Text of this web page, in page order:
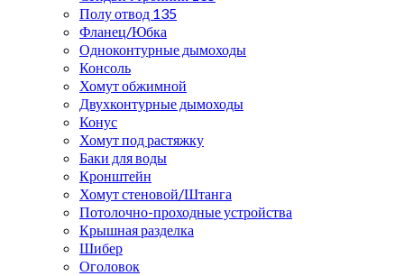
Полу отвод 135
Фланец/Юбка
Одноконтурные дымоходы
Консоль
Хомут обжимной
Двухконтурные дымоходы
Конус
Хомут под растяжку
Баки для воды
Кронштейн
Хомут стеновой/Штанга
Потолочно-проходные устройства
Крышная разделка
Шибер
Оголовок